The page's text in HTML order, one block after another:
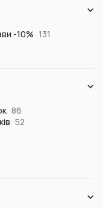
-10% 131
86
52